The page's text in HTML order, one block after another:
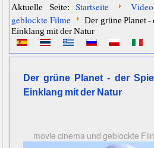
Aktuelle Seite: Startseite
geblockte Filme
Der grüne Planet
Einklang mit der Natur
Der grüne Planet - der
Einklang mit der Natur
movie cinema und geblockte